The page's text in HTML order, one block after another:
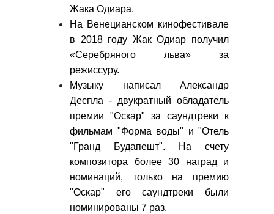
Жака Одиара.
На Венецианском кинофестивале
в 2018 году Жак Одиар получил
«Серебряного льва» за
режиссуру.
Музыку написал Александр
Деспла - двукратный обладатель
премии "Оскар" за саундтреки к
фильмам "Форма воды" и "Отель
"Гранд Будапешт". На счету
композитора более 30 наград и
номинаций, только на премию
"Оскар" его саундтреки были
номинированы 7 раз.